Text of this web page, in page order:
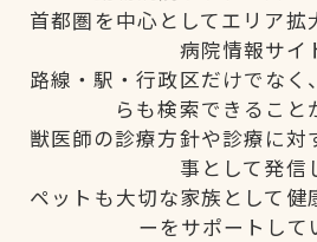
首都圏を中心としてエリア拡
病院情報サイ
路線・駅・行政区だけでなく
らも検索できること
獣医師の診療方針や診療に対
事として発信
ペットも大切な家族として健
ーをサポートして